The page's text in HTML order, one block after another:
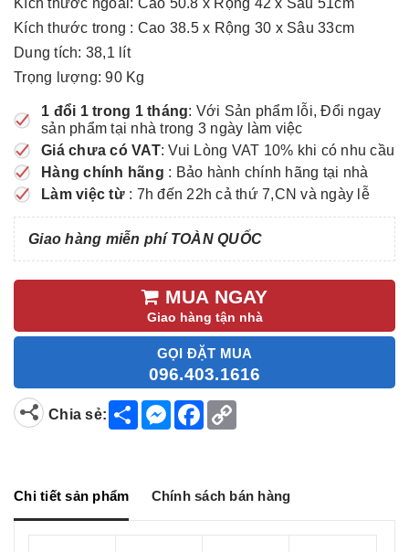
Kích thước ngoài: Cao 50.8 x Rộng 42 x Sâu 51cm
Kích thước trong : Cao 38.5 x Rộng 30 x Sâu 33cm
Dung tích: 38,1 lít
Trọng lượng: 90 Kg
1 đổi 1 trong 1 tháng: Với Sản phẩm lỗi, Đổi ngay
sản phẩm tại nhà trong 3 ngày làm việc
Giá chưa có VAT: Vui Lòng VAT 10% khi có nhu cầu
Hàng chính hãng : Bảo hành chính hãng tại nhà
Làm việc từ : 7h đến 22h cả thứ 7,CN và ngày lễ
Giao hàng miễn phí TOÀN QUỐC
MUA NGAY
Giao hàng tận nhà
GỌI ĐẶT MUA
096.403.1616
Chia sẻ:
S
h
M
e
g
F
a
o
n
Chi tiết sản phẩm Chính sách bán hàng